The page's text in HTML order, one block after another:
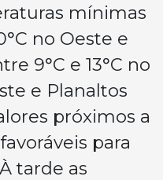
mínimas
no Oeste e
9°C e 13°C no
e Planaltos
próximos a
para
tarde as